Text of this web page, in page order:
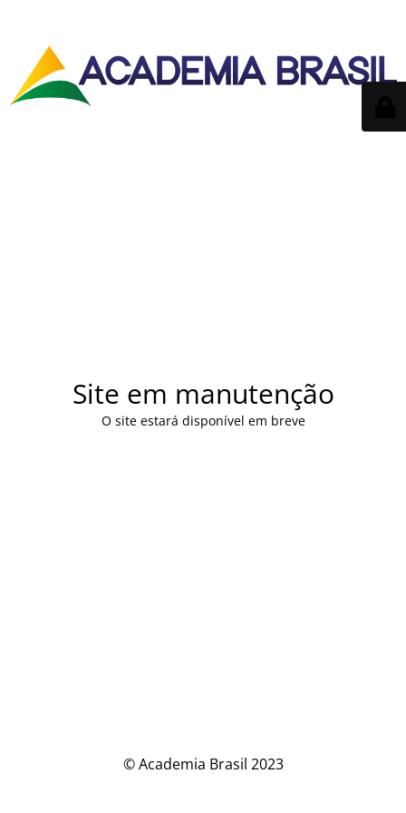
Site em manutenção
O site estará disponível em breve
© Academia Brasil 2023